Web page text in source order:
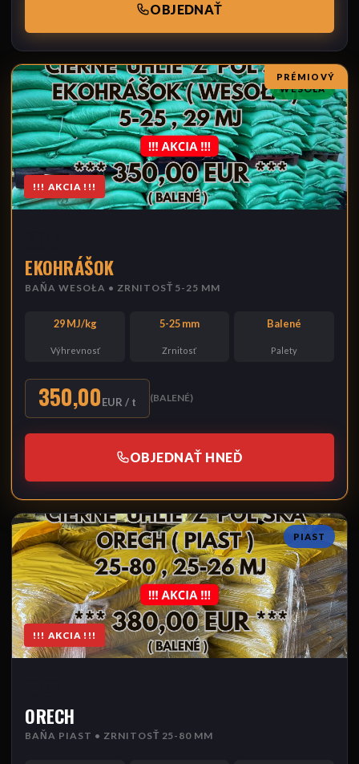
OBJEDNAŤ
PRÉMIOVÝ
!!! AKCIA !!!
WESOŁA
EKOHRÁŠOK
BAŇA WESOŁA • ZRNITOSŤ 5-25 MM
29 MJ/kg
Výhrevnosť
5-25 mm
Zrnitosť
Balené
Palety
350,00EUR / t (BALENÉ)
OBJEDNAŤ HNEĎ
!!! AKCIA !!!
PIAST
ORECH
BAŇA PIAST • ZRNITOSŤ 25-80 MM